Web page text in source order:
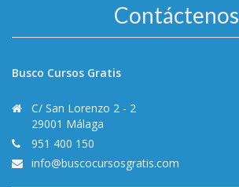
Contáctenos
Busco Cursos Gratis
C/ San Lorenzo 2 - 2
29001 Málaga
951 400 150
info@buscocursosgratis.com